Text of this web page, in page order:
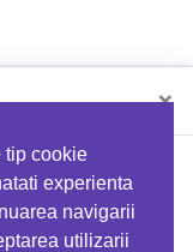
tip cookie
experienta
navigarii
utilizarii
×